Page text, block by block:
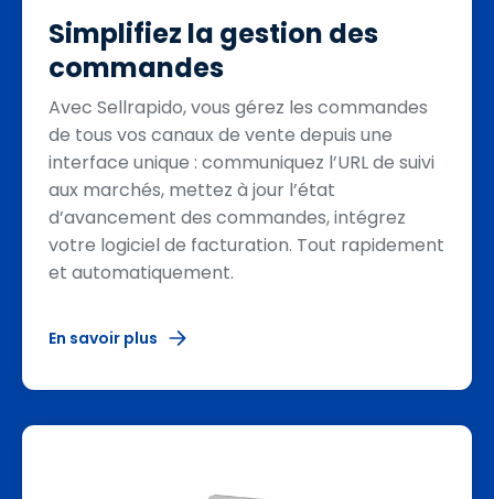
Simplifiez la gestion des
commandes
Avec Sellrapido, vous gérez les commandes
de tous vos canaux de vente depuis une
interface unique : communiquez l’URL de suivi
aux marchés, mettez à jour l’état
d’avancement des commandes, intégrez
votre logiciel de facturation. Tout rapidement
et automatiquement.
En savoir plus